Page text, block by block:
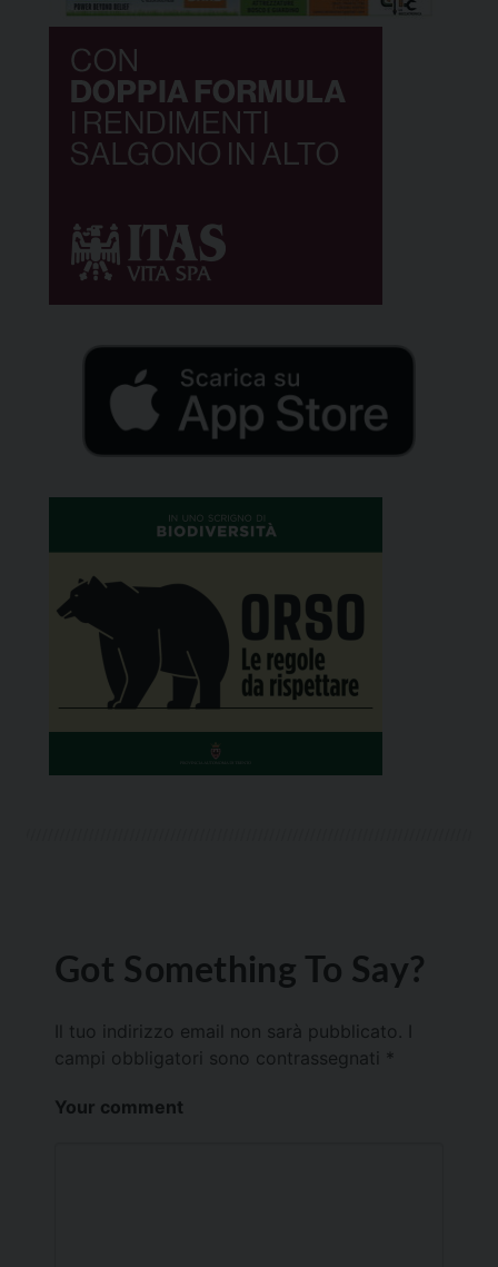
Got Something To Say?
Il tuo indirizzo email non sarà pubblicato.
campi obbligatori sono contrassegnati *
Your comment